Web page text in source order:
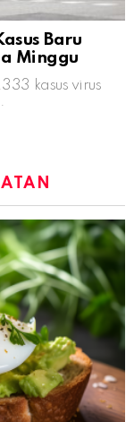
Baru
Minggu
kasus virus